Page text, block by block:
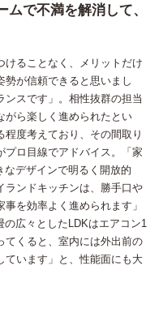
で不満を解消して、
けることなく、メリットだけ
が信頼できると思いまし
ンスです」。相性抜群の担当
がら楽しく進められたとい
度考えており、その間取り
プロ目線でアドバイス。「家
デザインで明るく開放的
ランドキッチンは、勝手口や
を効率よく進められます」
広々としたLDKはエアコン1
てくると、室内には外出前の
ています」と、性能面にも大